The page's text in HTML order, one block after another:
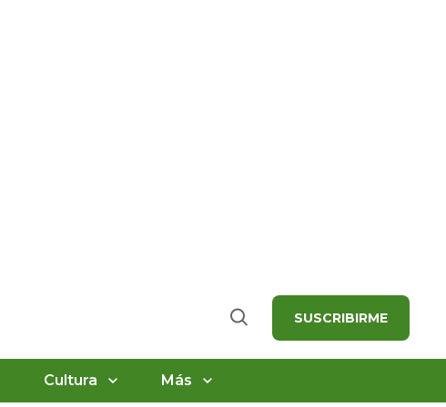
Buscar SUSCRIBIRME
Cultura Más